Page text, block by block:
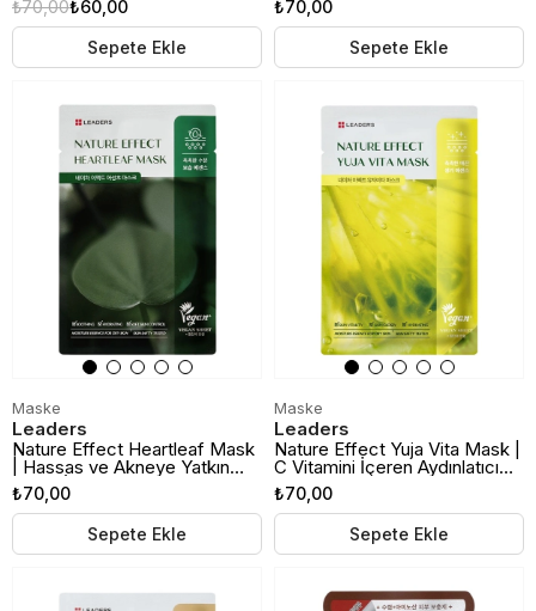
₺60,00
₺70,00
Sepete Ekle
₺70,00
Sepete Ekle
Maske
Leaders
Nature Effect Heartleaf Mask
| Hassas ve Akneye Yatkın
Ciltler İçin Yatıştırıcı Kağıt
Maske
₺70,00
Sepete Ekle
Maske
Leaders
Nature Effect Yuja Vita Mask |
C Vitamini İçeren Aydınlatıcı
Kağıt Maske
₺70,00
Sepete Ekle